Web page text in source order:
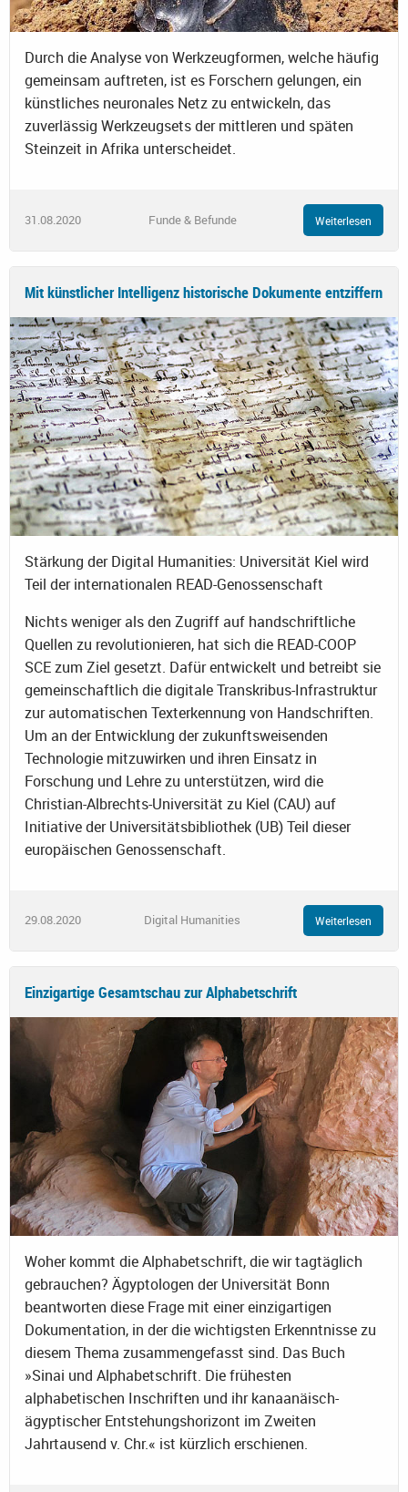
Durch die Analyse von Werkzeugformen, welche häufig
gemeinsam auftreten, ist es Forschern gelungen, ein
künstliches neuronales Netz zu entwickeln, das
zuverlässig Werkzeugsets der mittleren und späten
Steinzeit in Afrika unterscheidet.
31.08.2020 Funde & Befunde Weiterlesen
Mit künstlicher Intelligenz historische Dokumente entziffern
Stärkung der Digital Humanities: Universität Kiel wird
Teil der internationalen READ-Genossenschaft
Nichts weniger als den Zugriff auf handschriftliche
Quellen zu revolutionieren, hat sich die READ-COOP
SCE zum Ziel gesetzt. Dafür entwickelt und betreibt sie
gemeinschaftlich die digitale Transkribus-Infrastruktur
zur automatischen Texterkennung von Handschriften.
Um an der Entwicklung der zukunftsweisenden
Technologie mitzuwirken und ihren Einsatz in
Forschung und Lehre zu unterstützen, wird die
Christian-Albrechts-Universität zu Kiel (CAU) auf
Initiative der Universitätsbibliothek (UB) Teil dieser
europäischen Genossenschaft.
29.08.2020 Digital Humanities Weiterlesen
Einzigartige Gesamtschau zur Alphabetschrift
Woher kommt die Alphabetschrift, die wir tagtäglich
gebrauchen? Ägyptologen der Universität Bonn
beantworten diese Frage mit einer einzigartigen
Dokumentation, in der die wichtigsten Erkenntnisse zu
diesem Thema zusammengefasst sind. Das Buch
»Sinai und Alphabetschrift. Die frühesten
alphabetischen Inschriften und ihr kanaanäisch-
ägyptischer Entstehungshorizont im Zweiten
Jahrtausend v. Chr.« ist kürzlich erschienen.